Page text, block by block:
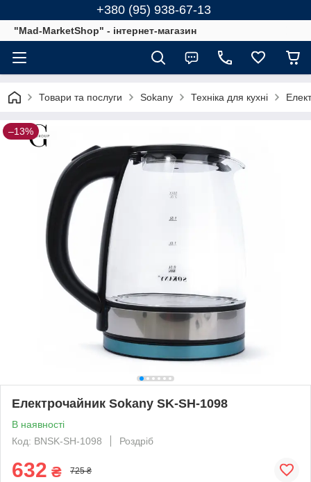
+380 (95) 938-67-13
"Mad-MarketShop" - інтернет-магазин
Товари та послуги Sokany Техніка для кухні
–13%
Електрочайник Sokany SK-SH-1098
В наявності
Код: BNSK-SH-1098
Роздріб
632 ₴ 725 ₴